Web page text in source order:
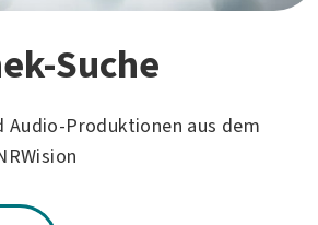
Suche
Audio-Produktionen aus dem